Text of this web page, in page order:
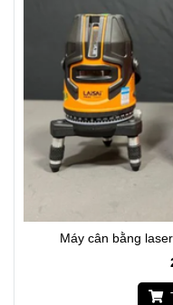
Máy cân bằng